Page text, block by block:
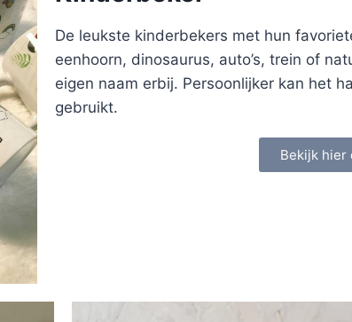
De leukste kinderbekers met hun
eenhoorn, dinosaurus, auto’s, trein of
eigen naam erbij. Persoonlijker kan het
gebruikt.
Bekijk hier